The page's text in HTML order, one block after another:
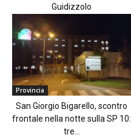
Guidizzolo
Provincia
San Giorgio Bigarello, scontro
frontale nella notte sulla SP 10:
tre...